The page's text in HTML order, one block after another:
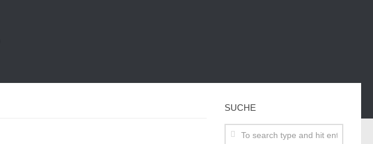
SUCHE